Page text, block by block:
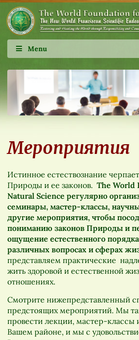
Menu
Мероприятия
Истинное естествознание
Природы и ее законов. The World
Natural Science регулярно
семинары, мастер-классы,
другие мероприятия, чтобы
пониманию законов Природы и
ощущение естественного
различных вопросах и сферах
представляем практические
жить здоровой и естественной
отношениях.
Смотрите нижепредставленный
предстоящих мероприятий. Мы
провести лекции, мастер-классы
Вашем районе, и мы с